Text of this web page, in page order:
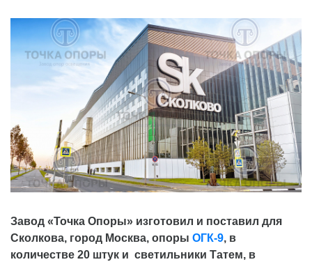
Завод «Точка Опоры» изготовил и поставил для
Сколкова, город Москва, опоры ОГК-9, в
количестве 20 штук и светильники Татем, в